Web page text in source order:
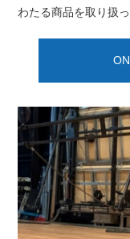
わたる商品を取り扱っ